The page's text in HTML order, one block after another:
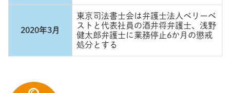
2020年3月
東京司法書士会は弁護士法人ベリーベ
ストと代表社員の酒井将弁護士、浅野
健太郎弁護士に業務停止6か月の懲戒
処分とする